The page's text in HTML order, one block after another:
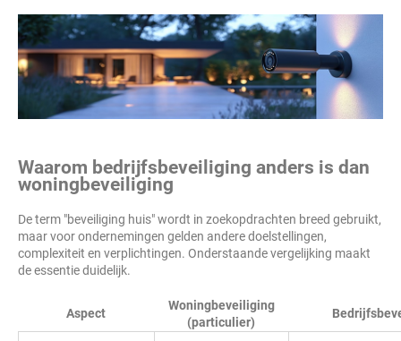
Waarom bedrijfsbeveiliging anders is dan
woningbeveiliging
De term "beveiliging huis" wordt in zoekopdrachten breed gebruikt,
maar voor ondernemingen gelden andere doelstellingen,
complexiteit en verplichtingen. Onderstaande vergelijking maakt
de essentie duidelijk.
Aspect
Woningbeveiliging
(particulier)